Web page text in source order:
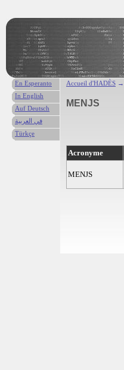
Accueil d'HADÈS →
MENJS
Acronyme
MENJS
En Esperanto
In English
Auf Deutsch
في العربية
Türkçe